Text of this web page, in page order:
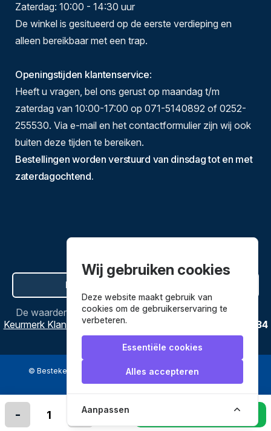
- + In winkelmandje leggen
Zaterdag: 10:00 - 14:30 uur
De winkel is gesitueerd op de eerste verdieping en
alleen bereikbaar met een trap.
Openingstijden klantenservice:
Heeft u vragen, bel ons gerust op maandag t/m
zaterdag van 10:00-17:00 op 071-5140892 of 0252-
255530. Via e-mail en het contactformulier zijn wij ook
buiten deze tijden te bereiken.
Bestellingen worden verstuurd van dinsdag tot en met
zaterdagochtend.
Hier de overeenkomst ontbinden
De waardering vanBestekenpannen.nlbijWebwinkel
Keurmerk Klantbeoordelingen
3634
reviews.
© Bestekenpannen.nl 2026 een webshop van
Wij gebruiken cookies
Deze website maakt gebruik van
cookies om de gebruikerservaring te
verbeteren.
Essentiële cookies
Alles accepteren
Aanpassen